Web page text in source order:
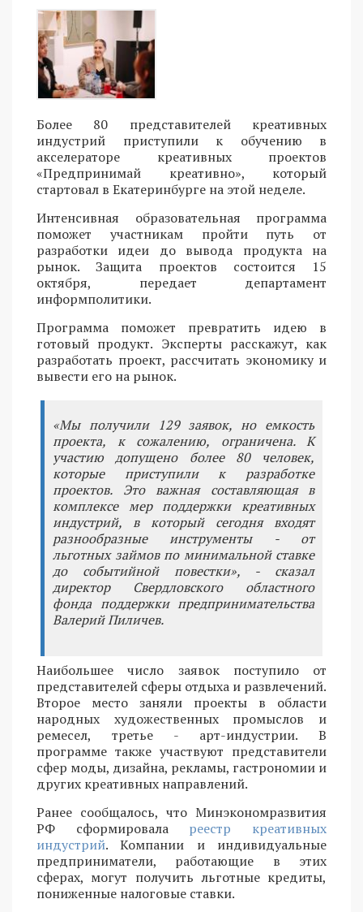
Более 80 представителей креативных
индустрий приступили к обучению в
акселераторе креативных проектов
«Предпринимай креативно», который
стартовал в Екатеринбурге на этой неделе.
Интенсивная образовательная программа
поможет участникам пройти путь от
разработки идеи до вывода продукта на
рынок. Защита проектов состоится 15
октября, передает департамент
информполитики.
Программа поможет превратить идею в
готовый продукт. Эксперты расскажут, как
разработать проект, рассчитать экономику и
вывести его на рынок.
«Мы получили 129 заявок, но емкость
проекта, к сожалению, ограничена. К
участию допущено более 80 человек,
которые приступили к разработке
проектов. Это важная составляющая в
комплексе мер поддержки креативных
индустрий, в который сегодня входят
разнообразные инструменты - от
льготных займов по минимальной ставке
до событийной повестки», - сказал
директор Свердловского областного
фонда поддержки предпринимательства
Валерий Пиличев.
Наибольшее число заявок поступило от
представителей сферы отдыха и развлечений.
Второе место заняли проекты в области
народных художественных промыслов и
ремесел, третье - арт-индустрии. В
программе также участвуют представители
сфер моды, дизайна, рекламы, гастрономии и
других креативных направлений.
Ранее сообщалось, что Минэкономразвития
РФ сформировала реестр креативных
индустрий. Компании и индивидуальные
предприниматели, работающие в этих
сферах, могут получить льготные кредиты,
пониженные налоговые ставки.